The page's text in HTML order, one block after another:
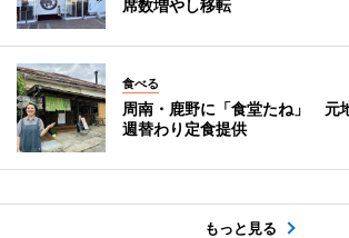
席数増やし移転
食べる
周南・鹿野に「食堂たね」 元
週替わり定食提供
もっと見る